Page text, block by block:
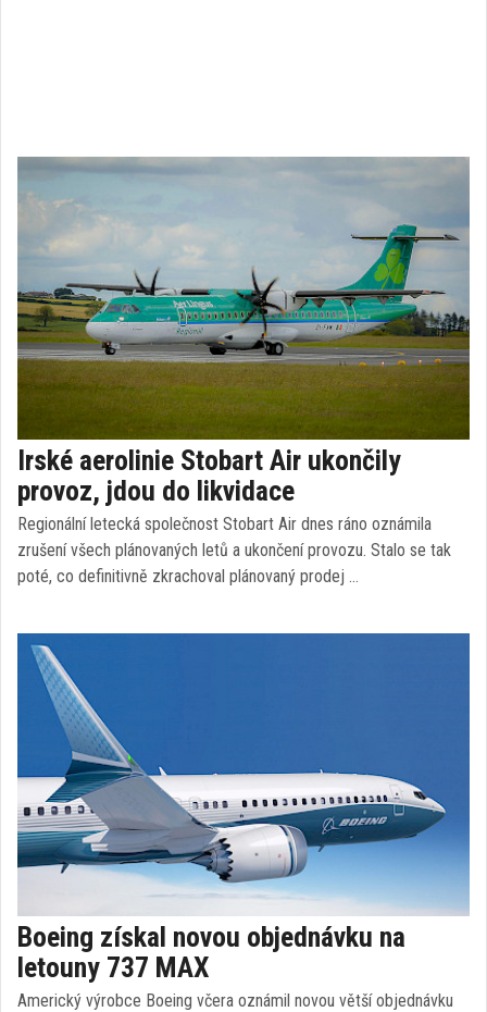
Irské aerolinie Stobart Air ukončily
provoz, jdou do likvidace
Regionální letecká společnost Stobart Air dnes ráno oznámila
zrušení všech plánovaných letů a ukončení provozu. Stalo se tak
poté, co definitivně zkrachoval plánovaný prodej …
Boeing získal novou objednávku na
letouny 737 MAX
Americký výrobce Boeing včera oznámil novou větší objednávku